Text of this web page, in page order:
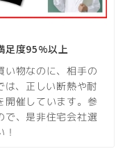
足度95%以上
い物なのに、相手の
は、正しい断熱や耐
開催しています。参
で、是非住宅会社選